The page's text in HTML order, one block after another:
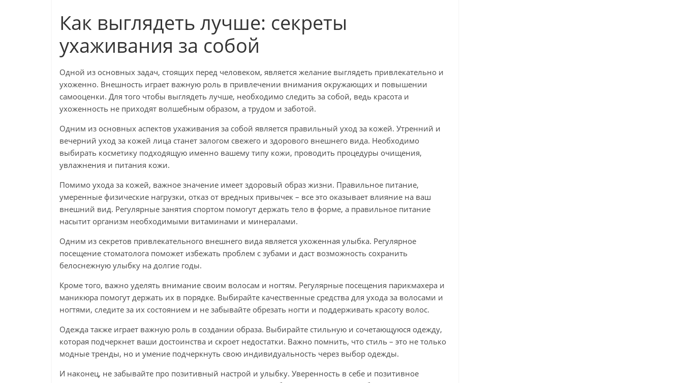
Как выглядеть лучше: секреты
ухаживания за собой
Одной из основных задач, стоящих перед человеком, является желание выглядеть привлекательно и
ухоженно. Внешность играет важную роль в привлечении внимания окружающих и повышении
самооценки. Для того чтобы выглядеть лучше, необходимо следить за собой, ведь красота и
ухоженность не приходят волшебным образом, а трудом и заботой.
Одним из основных аспектов ухаживания за собой является правильный уход за кожей. Утренний и
вечерний уход за кожей лица станет залогом свежего и здорового внешнего вида. Необходимо
выбирать косметику подходящую именно вашему типу кожи, проводить процедуры очищения,
увлажнения и питания кожи.
Помимо ухода за кожей, важное значение имеет здоровый образ жизни. Правильное питание,
умеренные физические нагрузки, отказ от вредных привычек – все это оказывает влияние на ваш
внешний вид. Регулярные занятия спортом помогут держать тело в форме, а правильное питание
насытит организм необходимыми витаминами и минералами.
Одним из секретов привлекательного внешнего вида является ухоженная улыбка. Регулярное
посещение стоматолога поможет избежать проблем с зубами и даст возможность сохранить
белоснежную улыбку на долгие годы.
Кроме того, важно уделять внимание своим волосам и ногтям. Регулярные посещения парикмахера и
маникюра помогут держать их в порядке. Выбирайте качественные средства для ухода за волосами и
ногтями, следите за их состоянием и не забывайте обрезать ногти и поддерживать красоту волос.
Одежда также играет важную роль в создании образа. Выбирайте стильную и сочетающуюся одежду,
которая подчеркнет ваши достоинства и скроет недостатки. Важно помнить, что стиль – это не только
модные тренды, но и умение подчеркнуть свою индивидуальность через выбор одежды.
И наконец, не забывайте про позитивный настрой и улыбку. Уверенность в себе и позитивное